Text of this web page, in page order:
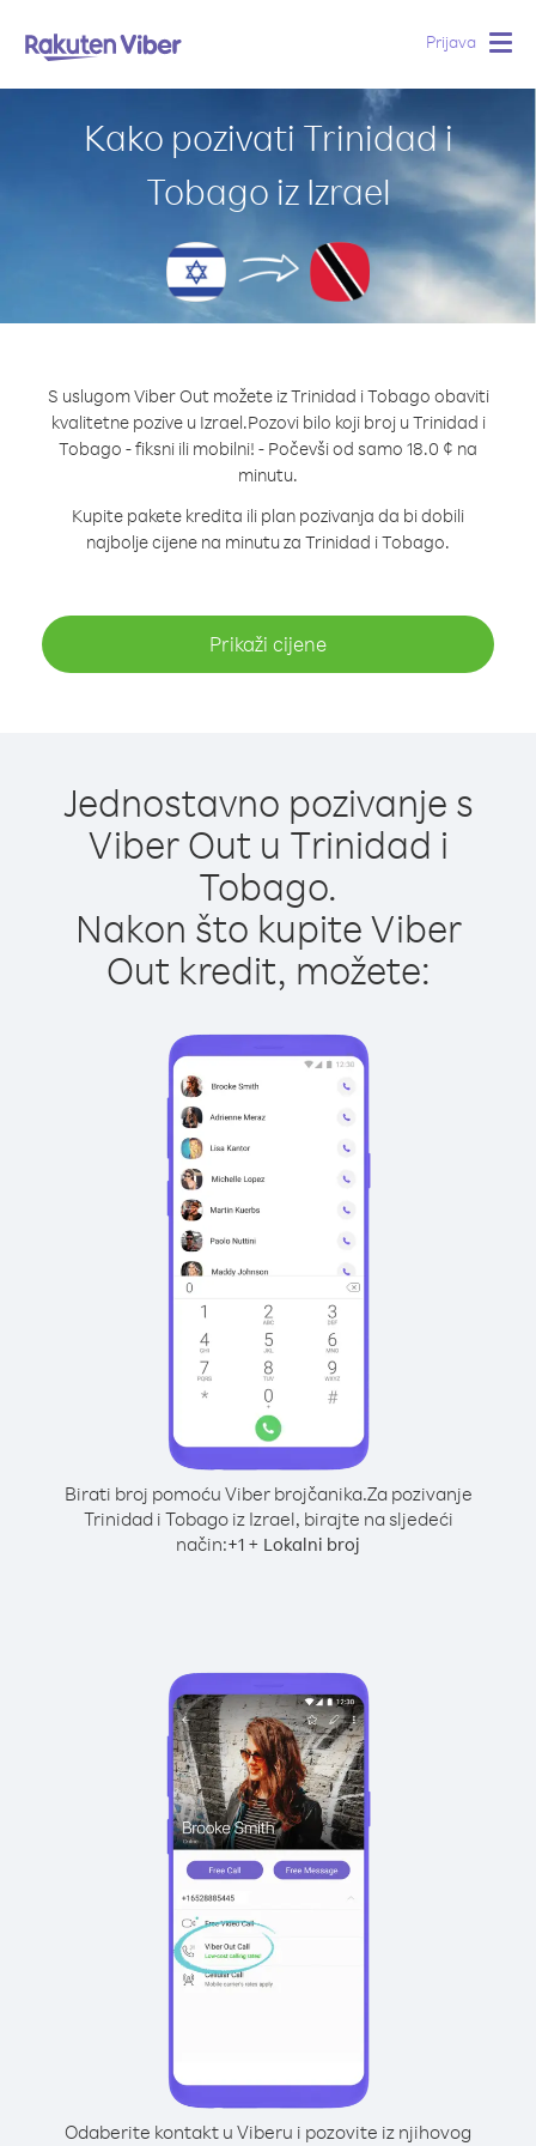
Prijava
Kako pozivati Trinidad i
Tobago iz Izrael
S uslugom Viber Out možete iz Trinidad i Tobago obaviti
kvalitetne pozive u Izrael.Pozovi bilo koji broj u Trinidad i
Tobago - fiksni ili mobilni! - Počevši od samo 18.0 ¢ na
minutu.
Kupite pakete kredita ili plan pozivanja da bi dobili
najbolje cijene na minutu za Trinidad i Tobago.
Prikaži cijene
Jednostavno pozivanje s
Viber Out u Trinidad i
Tobago.
Nakon što kupite Viber
Out kredit, možete:
Birati broj pomoću Viber brojčanika.Za pozivanje
Trinidad i Tobago iz Izrael, birajte na sljedeći
način:+1 + Lokalni broj
Odaberite kontakt u Viberu i pozovite iz njihovog